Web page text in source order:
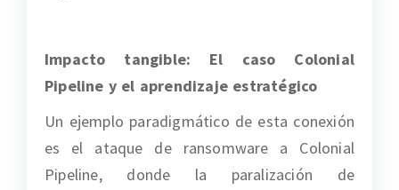
Impacto tangible: El caso Colonial
Pipeline y el aprendizaje estratégico
Un ejemplo paradigmático de esta conexión
es el ataque de ransomware a Colonial
Pipeline, donde la paralización de